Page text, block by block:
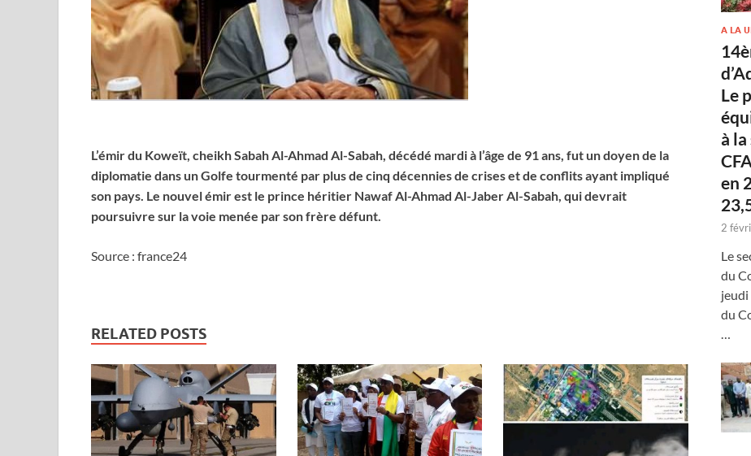
L’émir du Koweït, cheikh Sabah Al-Ahmad Al-Sabah, décédé mardi à l’âge de 91 ans, fut un doyen de la
diplomatie dans un Golfe tourmenté par plus de cinq décennies de crises et de conflits ayant impliqué
son pays. Le nouvel émir est le prince héritier Nawaf Al-Ahmad Al-Jaber Al-Sabah, qui devrait
poursuivre sur la voie menée par son frère défunt.
Source : france24
RELATED POSTS
A LA
Le
à
en
2
Le
du
jeudi
du
…